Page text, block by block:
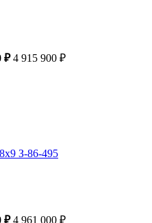
₽ 4 915 900 ₽
З-86-495
₽ 4 961 000 ₽